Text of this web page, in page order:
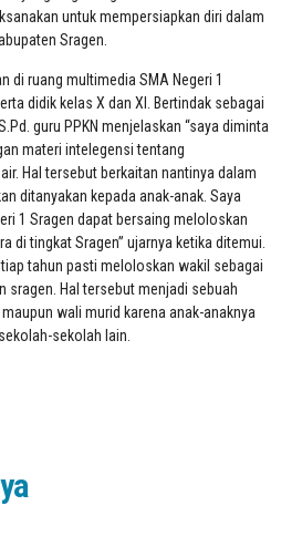
untuk mempersiapkan diri dalam
Sragen.
di ruang multimedia SMA Negeri 1
didik kelas X dan XI. Bertindak sebagai
guru PPKN menjelaskan “saya diminta
materi intelegensi tentang
Hal tersebut berkaitan nantinya dalam
ditanyakan kepada anak-anak. Saya
1 Sragen dapat bersaing meloloskan
di tingkat Sragen” ujarnya ketika ditemui.
tahun pasti meloloskan wakil sebagai
sragen. Hal tersebut menjadi sebuah
wali murid karena anak-anaknya
sekolah lain.